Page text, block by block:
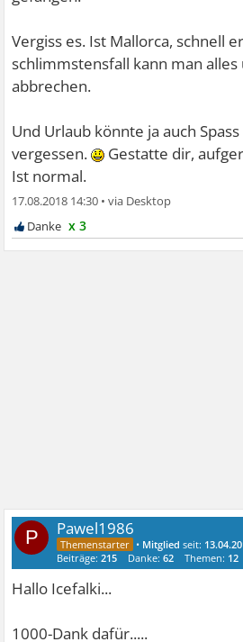
Vergiss es. Ist Mallorca, schnell
schlimmstensfall kann man
abbrechen.
Und Urlaub könnte ja auch
vergessen.
Gestatte dir,
Ist normal.
17.08.2018 14:30 •
x 3
P Pawel1986
• Mitglied seit:
Beiträge:215 Danke:62 Themen: 12
Hallo Icefalki...
1000-Dank dafür.....